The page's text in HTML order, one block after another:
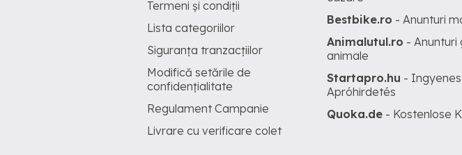
Termeni și condiții
Lista categoriilor
Siguranța tranzacțiilor
Modifică setările de
confidențialitate
Regulament Campanie
Livrare cu verificare colet
Bestbike.ro - Anunturi
Animalutul.ro - Anunturi
animale
Startapro.hu - Ingyenes
Apróhirdetés
Quoka.de - Kostenlose